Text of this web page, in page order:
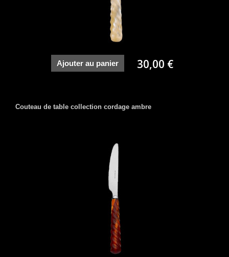
Ajouter au panier 30,00 €
Couteau de table collection cordage ambre